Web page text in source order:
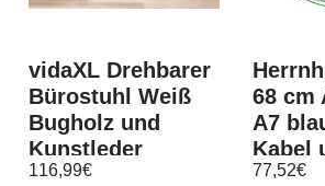
vidaXL Drehbarer
Bürostuhl Weiß
Bugholz und
Kunstleder
116,99€
68 cm
A7
Kabel
77,52€